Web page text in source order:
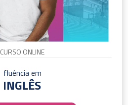
CURSO ONLINE
fluência em
INGLÊS